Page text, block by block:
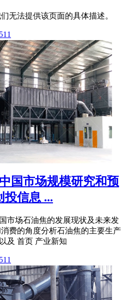
无法提供该页面的具体描述。
国市场规模研究和预
投信息 ...
市场石油焦的发展现状及未来发
费的角度分析石油焦的主要生产
及 首页 产业新知